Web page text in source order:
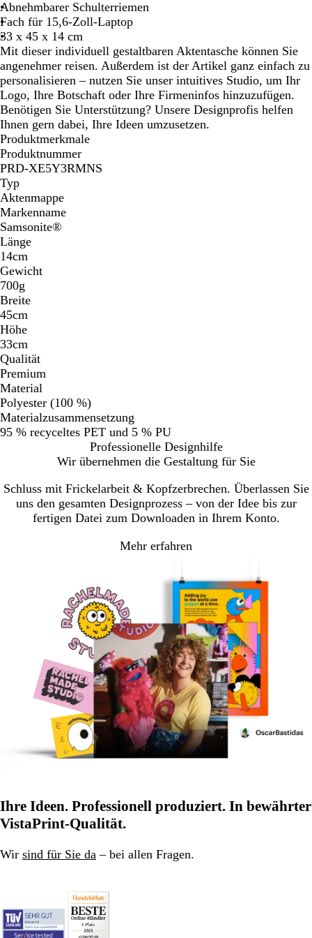
g
r
ü
n
e
r
n
a
c
h
t
s
b
l
a
u
s
c
h
w
a
r
z
Abnehmbarer Schulterriemen
Fach für 15,6-Zoll-Laptop
33 x 45 x 14 cm
Mit dieser individuell gestaltbaren Aktentasche können Sie
angenehmer reisen. Außerdem ist der Artikel ganz einfach zu
personalisieren – nutzen Sie unser intuitives Studio, um Ihr
Logo, Ihre Botschaft oder Ihre Firmeninfos hinzuzufügen.
Benötigen Sie Unterstützung? Unsere Designprofis helfen
Ihnen gern dabei, Ihre Ideen umzusetzen.
Produktmerkmale
Produktnummer
PRD-XE5Y3RMNS
Typ
Aktenmappe
Markenname
Samsonite®
Länge
14cm
Gewicht
700g
Breite
45cm
Höhe
33cm
Qualität
Premium
Material
Polyester (100 %)
Materialzusammensetzung
95 % recyceltes PET und 5 % PU
Professionelle Designhilfe
Wir übernehmen die Gestaltung für Sie
Schluss mit Frickelarbeit & Kopfzerbrechen. Überlassen Sie
uns den gesamten Designprozess – von der Idee bis zur
fertigen Datei zum Downloaden in Ihrem Konto.
Mehr erfahren
Ihre Ideen. Professionell produziert. In bewährter
VistaPrint-Qualität.
Wir sind für Sie da – bei allen Fragen.